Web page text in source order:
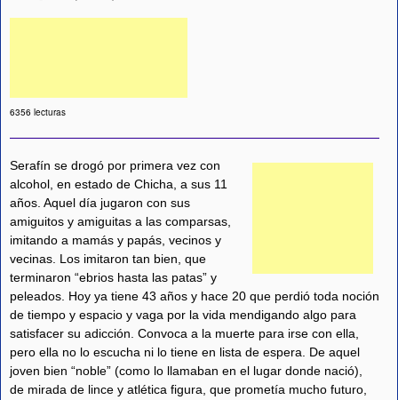
6356 lecturas
Serafín se drogó por primera vez con
alcohol, en estado de Chicha, a sus 11
años. Aquel día jugaron con sus
amiguitos y amiguitas a las comparsas,
imitando a mamás y papás, vecinos y
vecinas. Los imitaron tan bien, que
terminaron “ebrios hasta las patas” y
peleados. Hoy ya tiene 43 años y hace 20 que perdió toda noción
de tiempo y espacio y vaga por la vida mendigando algo para
satisfacer su adicción. Convoca a la muerte para irse con ella,
pero ella no lo escucha ni lo tiene en lista de espera. De aquel
joven bien “noble” (como lo llamaban en el lugar donde nació),
de mirada de lince y atlética figura, que prometía mucho futuro,